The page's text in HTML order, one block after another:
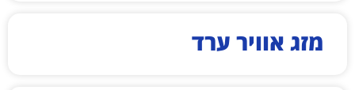
מזג אוויר ערד